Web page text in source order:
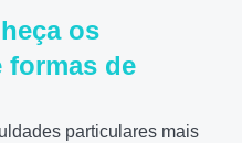
os
de
particulares mais